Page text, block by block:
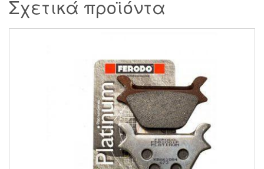
Σχετικά προϊόντα